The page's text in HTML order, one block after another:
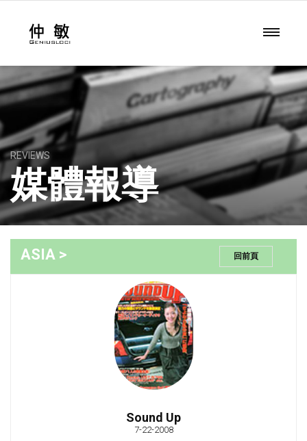
REVIEWS
媒體報導
回前頁
ASIA >
Sound Up
7-22-2008